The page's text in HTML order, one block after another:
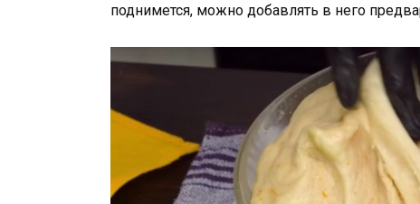
поднимется, можно добавлять в него